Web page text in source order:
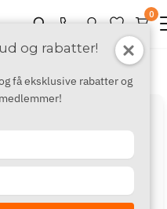
og rabatter!
få eksklusive rabatter og
0
af udendørs